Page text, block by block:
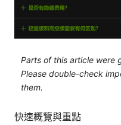
Parts of this article were
Please double-check
them.
快速概覽與重點